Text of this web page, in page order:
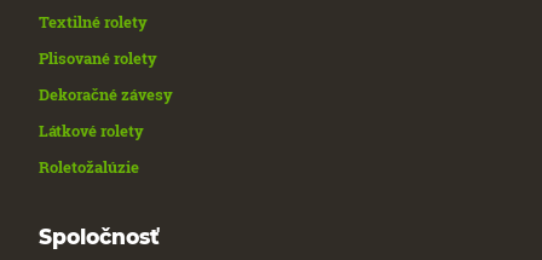
Textilné rolety
Plisované rolety
Dekoračné závesy
Látkové rolety
Roletožalúzie
Spoločnosť